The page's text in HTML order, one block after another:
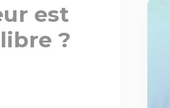
est
?